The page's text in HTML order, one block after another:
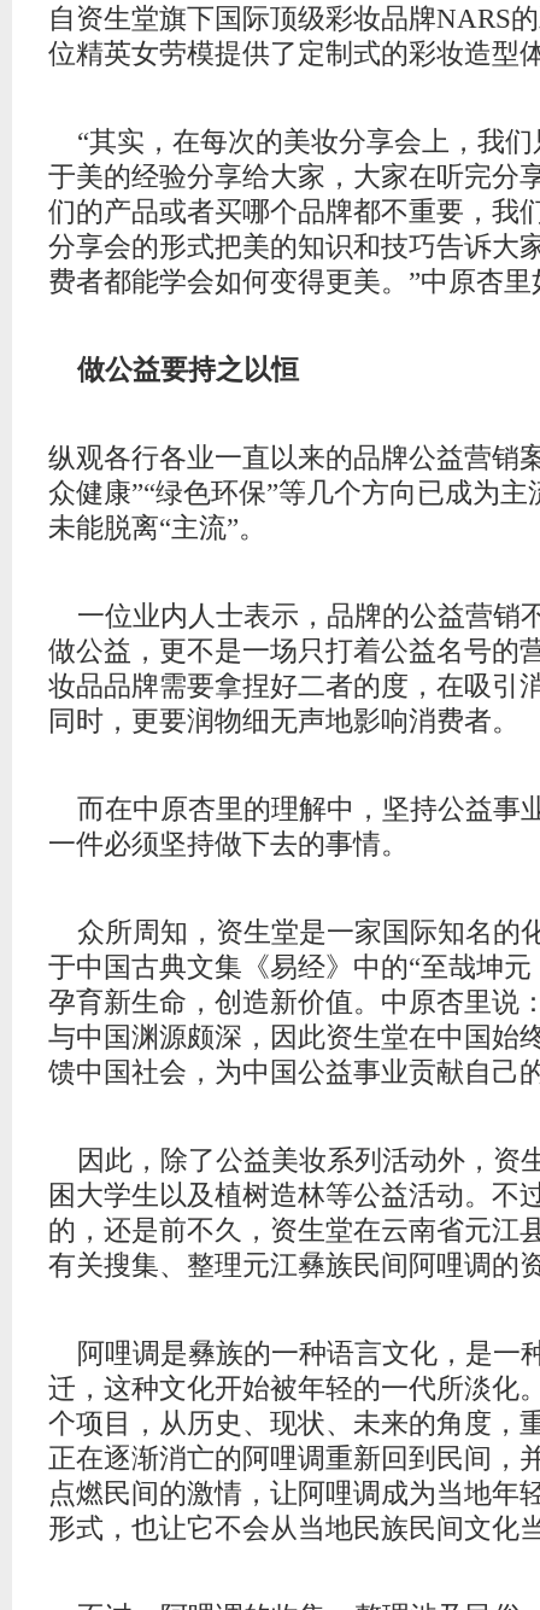
自资生堂旗下国际顶级彩妆品牌NARS
位精英女劳模提供了定制式的彩妆造型
“其实，在每次的美妆分享会上，我
于美的经验分享给大家，大家在听完分
们的产品或者买哪个品牌都不重要，我
分享会的形式把美的知识和技巧告诉大
费者都能学会如何变得更美。”中原杏
做公益要持之以恒
纵观各行各业一直以来的品牌公益营销
众健康”“绿色环保”等几个方向已成为
未能脱离“主流”。
一位业内人士表示，品牌的公益营销
做公益，更不是一场只打着公益名号的
妆品品牌需要拿捏好二者的度，在吸引
同时，更要润物细无声地影响消费者。
而在中原杏里的理解中，坚持公益事
一件必须坚持做下去的事情。
众所周知，资生堂是一家国际知名的
于中国古典文集《易经》中的“至哉坤
孕育新生命，创造新价值。中原杏里说
与中国渊源颇深，因此资生堂在中国始
馈中国社会，为中国公益事业贡献自己
因此，除了公益美妆系列活动外，资
困大学生以及植树造林等公益活动。不
的，还是前不久，资生堂在云南省元江
有关搜集、整理元江彝族民间阿哩调的
阿哩调是彝族的一种语言文化，是一
迁，这种文化开始被年轻的一代所淡化
个项目，从历史、现状、未来的角度，
正在逐渐消亡的阿哩调重新回到民间，
点燃民间的激情，让阿哩调成为当地年
形式，也让它不会从当地民族民间文化